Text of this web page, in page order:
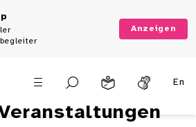
Anzeigen
En